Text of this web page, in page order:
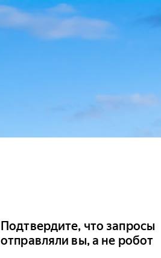
Подтвердите, что запросы
отправляли вы, а не робот